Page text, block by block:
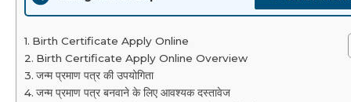
Birth Certificate Apply Online
Birth Certificate Apply Online Overview
जन्म प्रमाण पत्र की उपयोगिता
जन्म प्रमाण पत्र बनवाने के लिए आवश्यक दस्तावेज